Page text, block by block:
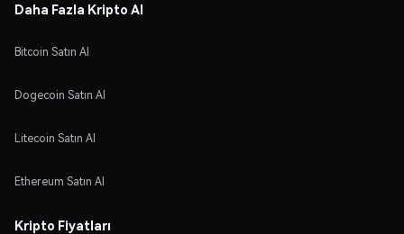
Daha Fazla Kripto Al
Bitcoin Satın Al
Dogecoin Satın Al
Litecoin Satın Al
Ethereum Satın Al
Kripto Fiyatları